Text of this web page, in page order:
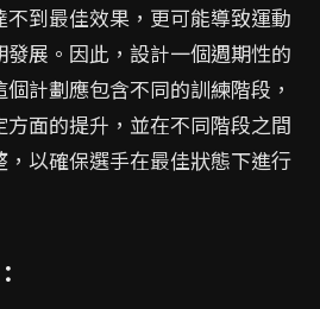
到最佳效果，更可能導致運動
展。因此，設計一個週期性的
計劃應包含不同的訓練階段，
面的提升，並在不同階段之間
以確保選手在最佳狀態下進行